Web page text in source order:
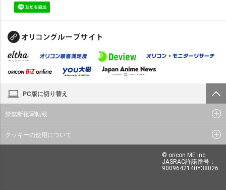
PC版に切り替え
禁無断複写転載
クッキーの使用について
© oricon ME inc.
JASRAC許諾番号：
9009642140Y38026